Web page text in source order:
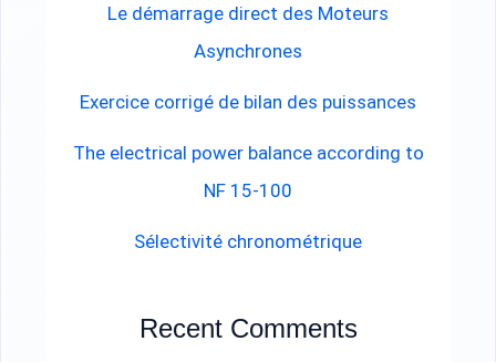
Le démarrage direct des Moteurs
Asynchrones
Exercice corrigé de bilan des puissances
The electrical power balance according to
NF 15-100
Sélectivité chronométrique
Recent Comments